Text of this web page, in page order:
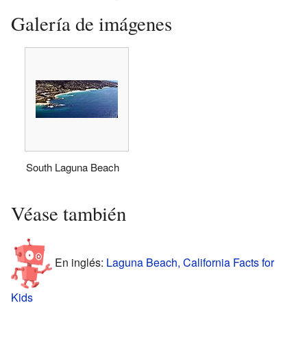
Galería de imágenes
South Laguna Beach
Véase también
En inglés: Laguna Beach, California Facts for
Kids